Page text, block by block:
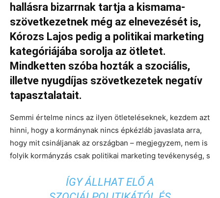
hallásra bizarrnak tartja a kismama-
szövetkezetnek még az elnevezését is,
Kórozs Lajos pedig a politikai marketing
kategóriájába sorolja az ötletet.
Mindketten szóba hozták a szociális,
illetve nyugdíjas szövetkezetek negatív
tapasztalatait.
Semmi értelme nincs az ilyen ötleteléseknek, kezdem azt
hinni, hogy a kormánynak nincs épkézláb javaslata arra,
hogy mit csináljanak az országban – megjegyzem, nem is
folyik kormányzás csak politikai marketing tevékenység, s
ÍGY ÁLLHAT ELŐ A